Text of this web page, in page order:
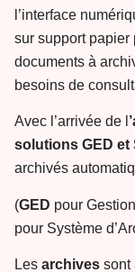
l’interface
sur support papier
documents à
besoins de
Avec l’arrivée de l
solutions GED et
archivés
(GED pour
pour Système
Les archives sont